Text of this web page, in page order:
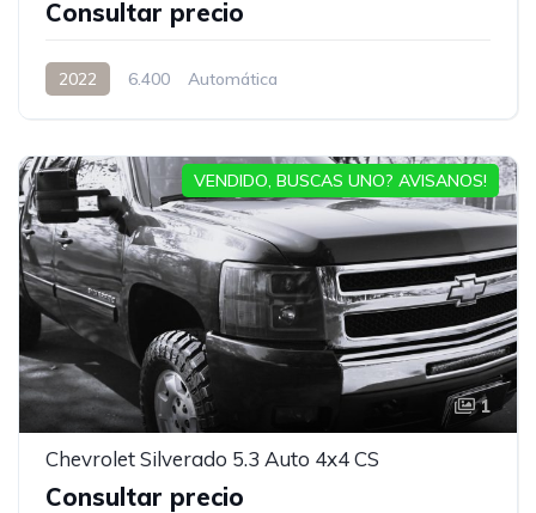
Consultar precio
2022 6.400 Automática
1
Chevrolet Silverado 5.3 Auto 4x4 CS
Consultar precio
VENDIDO, BUSCAS UNO? AVISANOS!